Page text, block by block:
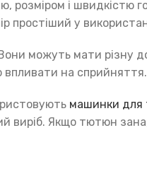
розміром і
простіший у
можуть мати різну
впливати на сприйняття.
машинки для
виріб. Якщо тютюн